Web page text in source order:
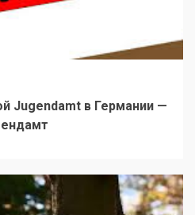
Jugendamt в Германии —